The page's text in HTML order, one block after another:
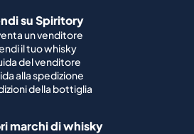
su Spiritory
un venditore
il tuo whisky
del venditore
alla spedizione
della bottiglia
marchi di whisky